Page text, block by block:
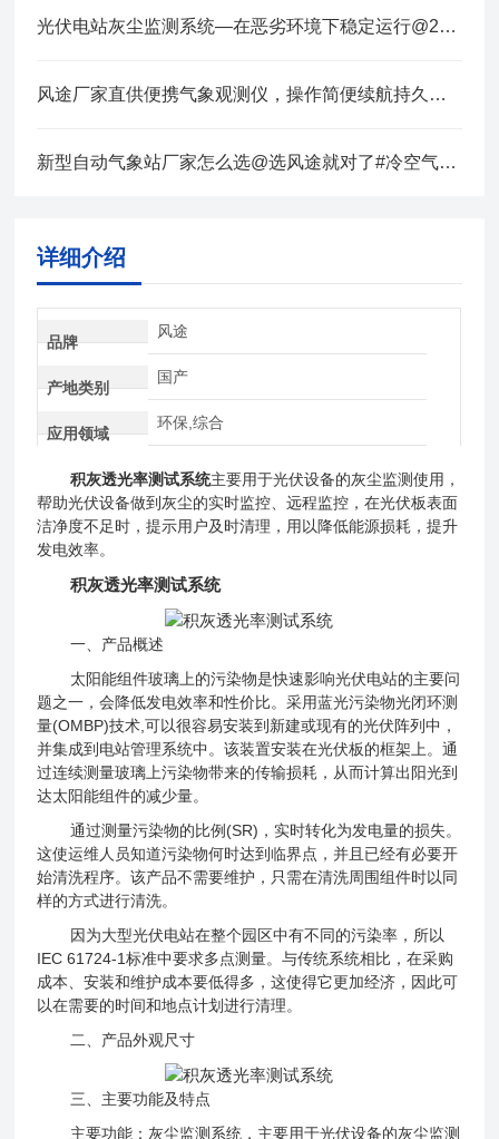
光伏电站灰尘监测系统—在恶劣环境下稳定运行@2025全+境+派+送
风途厂家直供便携气象观测仪，操作简便续航持久，适配各类户外场景
新型自动气象站厂家怎么选@选风途就对了#冷空气新闻
详细介绍
品牌
风途
产地类别
国产
应用领域
环保,综合
积灰透光率测试系统主要用于光伏设备的灰尘监测使用，
帮助光伏设备做到灰尘的实时监控、远程监控，在光伏板表面
洁净度不足时，提示用户及时清理，用以降低能源损耗，提升
发电效率。
积灰透光率测试系统
一、产品概述
太阳能组件玻璃上的污染物是快速影响光伏电站的主要问
题之一，会降低发电效率和性价比。采用蓝光污染物光闭环测
量(OMBP)技术,可以很容易安装到新建或现有的光伏阵列中，
并集成到电站管理系统中。该装置安装在光伏板的框架上。通
过连续测量玻璃上污染物带来的传输损耗，从而计算出阳光到
达太阳能组件的减少量。
通过测量污染物的比例(SR)，实时转化为发电量的损失。
这使运维人员知道污染物何时达到临界点，并且已经有必要开
始清洗程序。该产品不需要维护，只需在清洗周围组件时以同
样的方式进行清洗。
因为大型光伏电站在整个园区中有不同的污染率，所以
IEC 61724-1标准中要求多点测量。与传统系统相比，在采购
成本、安装和维护成本要低得多，这使得它更加经济，因此可
以在需要的时间和地点计划进行清理。
二、产品外观尺寸
三、主要功能及特点
主要功能：灰尘监测系统，主要用于光伏设备的灰尘监测